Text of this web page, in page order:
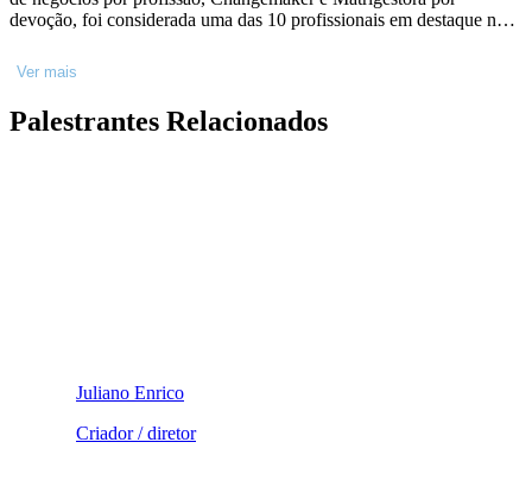
devoção, foi considerada uma das 10 profissionais em destaque no
marco na “creators economy” , e movimenta bilhões nesse recorte
no mercado, feito lhe rendeu o reconhecimento pela Onu mulheres e
construído por ter sido pioneira no fomento econômico de
Ver mais
Palestrantes Relacionados
Juliano Enrico
Criador / diretor